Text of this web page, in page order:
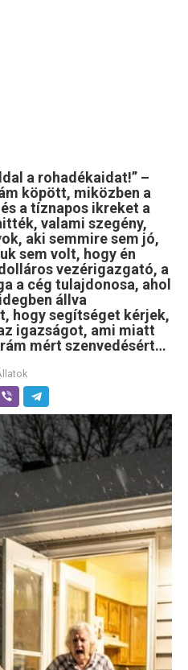
a rohadékaidat!” –
köpött, miközben a
a tíznapos ikreket a
valami szegény,
aki semmire sem jó,
sem volt, hogy én
vezérigazgató, a
a cég tulajdonosa, ahol
állva
hogy segítséget kérjek,
igazságot, ami miatt
mért szenvedésért…